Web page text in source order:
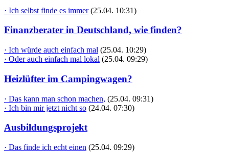
· Ich selbst finde es immer (25.04. 10:31)
Finanzberater in Deutschland, wie finden?
· Ich würde auch einfach mal (25.04. 10:29)
· Oder auch einfach mal lokal (25.04. 09:29)
Heizlüfter im Campingwagen?
· Das kann man schon machen, (25.04. 09:31)
· Ich bin mir jetzt nicht so (24.04. 07:30)
Ausbildungsprojekt
· Das finde ich echt einen (25.04. 09:29)